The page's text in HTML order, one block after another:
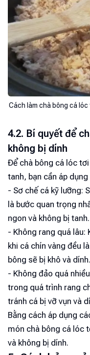
Cách làm chà bông cá lóc
4.2. Bí quyết để
không bị dính
Để chà bông cá lóc
tanh, bạn cần áp
- Sơ chế cá kỹ lưỡng:
là bước quan trọng
ngon và không bị tanh.
- Không rang quá lâu:
khi cá chín vàng đều
bông sẽ bị khô và dính.
- Không đảo quá
trong quá trình rang
tránh cá bị vỡ vụn và
Bằng cách áp dụng
món chà bông cá lóc
và không bị dính.